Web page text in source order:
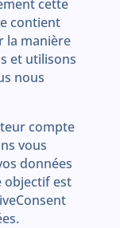
cette
contient
la manière
et utilisons
nous
compte
vous
données
objectif est